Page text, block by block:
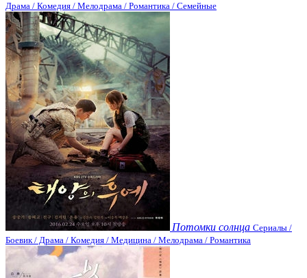
Драма / Комедия / Мелодрама / Романтика / Семейные
Потомки солнца Сериалы /
Боевик / Драма / Комедия / Медицина / Мелодрама / Романтика